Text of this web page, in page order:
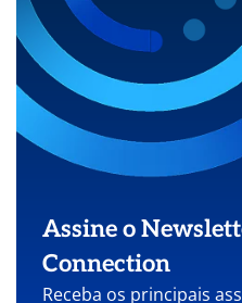
Assine o
Connection
Receba os principais